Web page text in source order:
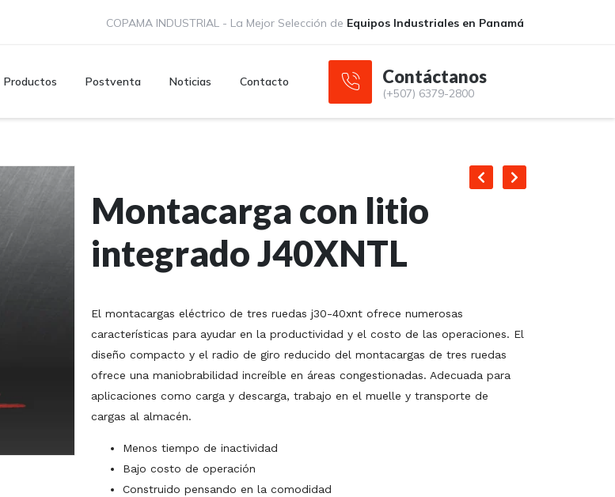
COPAMA INDUSTRIAL - La Mejor Selección de Equipos Industriales en Panamá
Productos Postventa Noticias Contacto Contáctanos
(+507) 6379-2800
Montacarga con litio
integrado J40XNTL
El montacargas eléctrico de tres ruedas j30-40xnt ofrece numerosas
características para ayudar en la productividad y el costo de las operaciones. El
diseño compacto y el radio de giro reducido del montacargas de tres ruedas
ofrece una maniobrabilidad increíble en áreas congestionadas. Adecuada para
aplicaciones como carga y descarga, trabajo en el muelle y transporte de
cargas al almacén.
Menos tiempo de inactividad
Bajo costo de operación
Construido pensando en la comodidad